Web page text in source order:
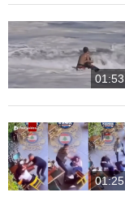
01:53
01:25